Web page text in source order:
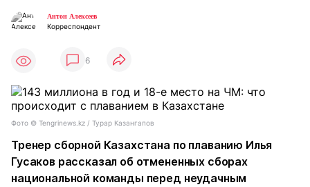
Антон Алексеев
Корреспондент
6
Фото ©️ Tengrinews.kz / Турар Казангапов
Тренер сборной Казахстана по плаванию Илья
Гусаков рассказал об отмененных сборах
национальной команды перед неудачным